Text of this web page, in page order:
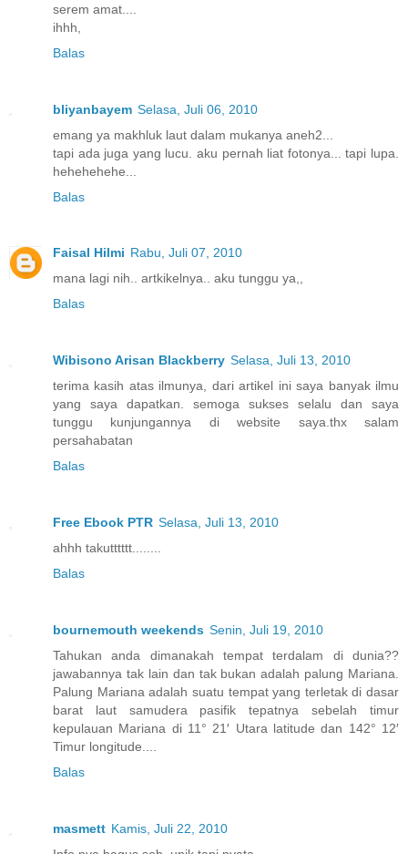
serem amat....
ihhh,
Balas
bliyanbayem Selasa, Juli 06, 2010
emang ya makhluk laut dalam mukanya aneh2...
tapi ada juga yang lucu. aku pernah liat fotonya... tapi lupa.
hehehehehe...
Balas
Faisal Hilmi Rabu, Juli 07, 2010
mana lagi nih.. artkikelnya.. aku tunggu ya,,
Balas
Wibisono Arisan Blackberry Selasa, Juli 13, 2010
terima kasih atas ilmunya, dari artikel ini saya banyak ilmu
yang saya dapatkan. semoga sukses selalu dan saya
tunggu kunjungannya di website saya.thx salam
persahabatan
Balas
Free Ebook PTR Selasa, Juli 13, 2010
ahhh takutttttt........
Balas
bournemouth weekends Senin, Juli 19, 2010
Tahukan anda dimanakah tempat terdalam di dunia??
jawabannya tak lain dan tak bukan adalah palung Mariana.
Palung Mariana adalah suatu tempat yang terletak di dasar
barat laut samudera pasifik tepatnya sebelah timur
kepulauan Mariana di 11° 21′ Utara latitude dan 142° 12′
Timur longitude....
Balas
masmett Kamis, Juli 22, 2010